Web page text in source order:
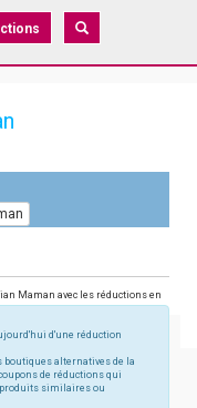
Maman avec les réductions en
d'une réduction
boutiques alternatives de la
de réductions qui
similaires ou